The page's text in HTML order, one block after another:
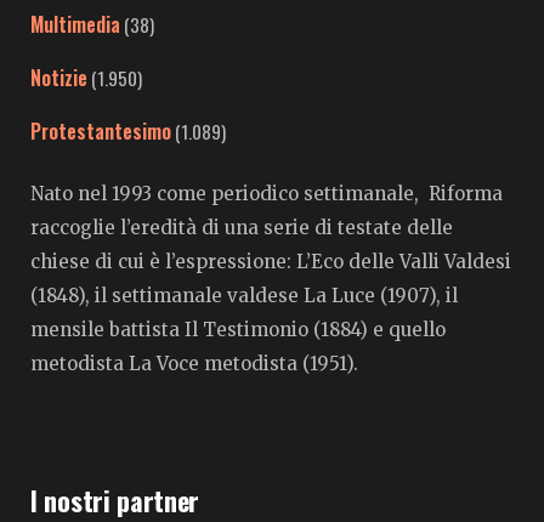
Multimedia (38)
Notizie (1.950)
Protestantesimo(1.089)
Nato nel 1993 come periodico settimanale, Riforma
raccoglie l’eredità di una serie di testate delle
chiese di cui è l’espressione: L’Eco delle Valli Valdesi
(1848), il settimanale valdese La Luce (1907), il
mensile battista Il Testimonio (1884) e quello
metodista La Voce metodista (1951).
I nostri partner